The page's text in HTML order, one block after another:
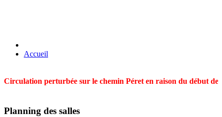
Accueil
Circulation perturbée sur le chemin Péret en raison du début
Planning des salles